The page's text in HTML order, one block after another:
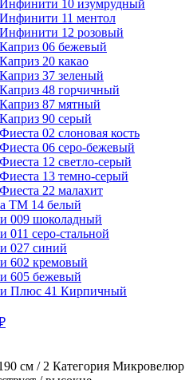
см / 2 Категория Микровелюр